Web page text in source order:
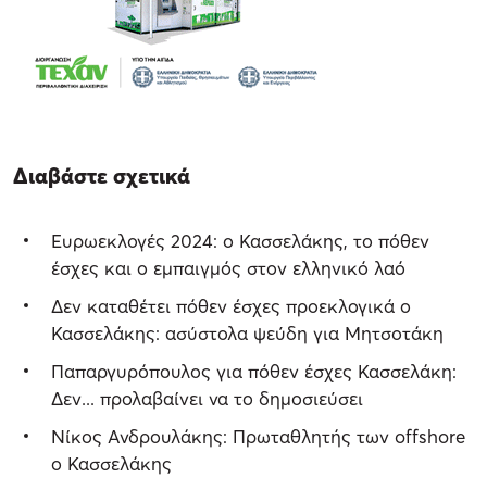
Διαβάστε σχετικά
Ευρωεκλογές 2024: ο Κασσελάκης, το πόθεν
έσχες και ο εμπαιγμός στον ελληνικό λαό
Δεν καταθέτει πόθεν έσχες προεκλογικά ο
Κασσελάκης: ασύστολα ψεύδη για Μητσοτάκη
Παπαργυρόπουλος για πόθεν έσχες Κασσελάκη:
Δεν... προλαβαίνει να το δημοσιεύσει
Νίκος Ανδρουλάκης: Πρωταθλητής των offshore
ο Κασσελάκης